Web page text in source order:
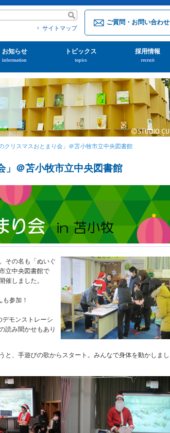
ご質問・お問い合わせ
サイトマップ
お知らせ
information
トピックス
topics
採用情報
recruit
クリスマスおとまり会」＠苫小牧市立中央図書館
」＠苫小牧市立中央図書館
その名も「ぬいぐ
立中央図書館で
催しました。
参加！
デモンストレーシ
読み聞かせもあり
と、手遊びの歌からスタート。みんなで身体を動かしまし